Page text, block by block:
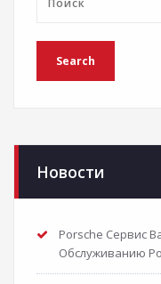
Новости
Porsche Сервис
Обслуживанию